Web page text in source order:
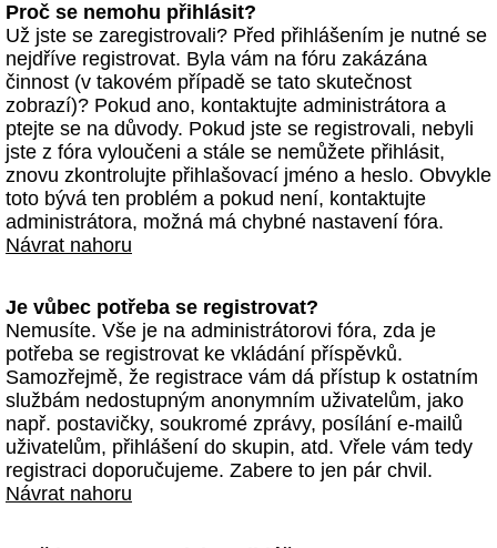
Proč se nemohu přihlásit?
Už jste se zaregistrovali? Před přihlášením je nutné se
nejdříve registrovat. Byla vám na fóru zakázána
činnost (v takovém případě se tato skutečnost
zobrazí)? Pokud ano, kontaktujte administrátora a
ptejte se na důvody. Pokud jste se registrovali, nebyli
jste z fóra vyloučeni a stále se nemůžete přihlásit,
znovu zkontrolujte přihlašovací jméno a heslo. Obvykle
toto bývá ten problém a pokud není, kontaktujte
administrátora, možná má chybné nastavení fóra.
Návrat nahoru
Je vůbec potřeba se registrovat?
Nemusíte. Vše je na administrátorovi fóra, zda je
potřeba se registrovat ke vkládání příspěvků.
Samozřejmě, že registrace vám dá přístup k ostatním
službám nedostupným anonymním uživatelům, jako
např. postavičky, soukromé zprávy, posílání e-mailů
uživatelům, přihlášení do skupin, atd. Vřele vám tedy
registraci doporučujeme. Zabere to jen pár chvil.
Návrat nahoru